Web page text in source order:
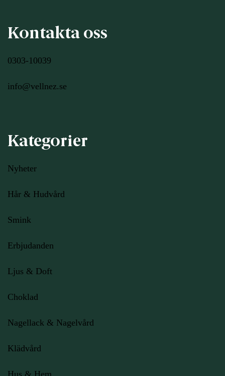
Kontakta oss
0303-10039
info@vellnez.se
Kategorier
Nyheter
Hår & Hudvård
Smink
Erbjudanden
Ljus & Doft
Choklad
Nagellack & Nagelvård
Klädvård
Hus & Hem